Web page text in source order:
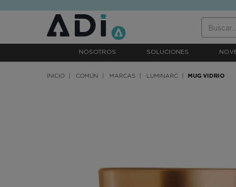
NOSOTROS SOLUCIONES
INICIO COMÚN MARCAS LUMINARC MUG VIDRIO